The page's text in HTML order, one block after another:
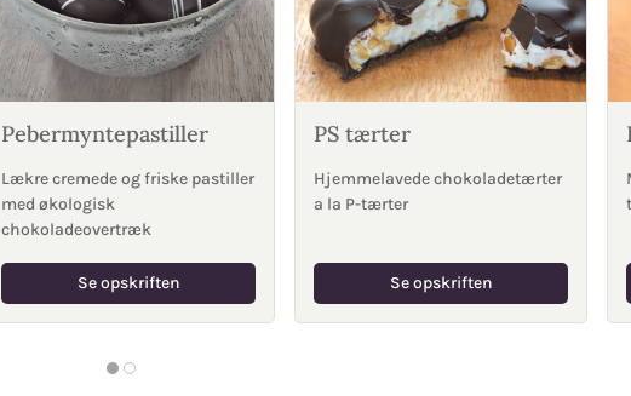
Pebermyntepastiller
Lækre cremede og friske pastiller
med økologisk
chokoladeovertræk
Se opskriften
PS tærter
Hjemmelavede chokoladetærter
a la P-tærter
Se opskriften